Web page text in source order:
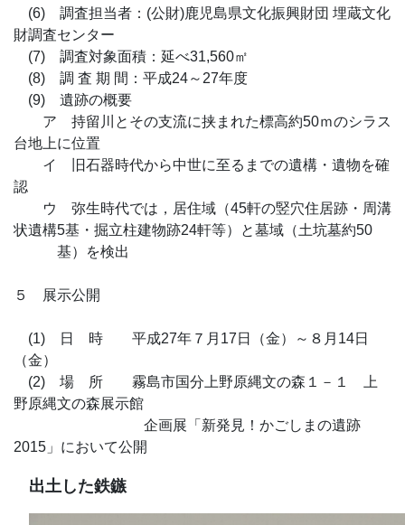
(6) 調査担当者：(公財)鹿児島県文化振興財団 埋蔵文化
財調査センター
(7) 調査対象面積：延べ31,560㎡
(8) 調 査 期 間：平成24～27年度
(9) 遺跡の概要
ア 持留川とその支流に挟まれた標高約50ｍのシラス
台地上に位置
イ 旧石器時代から中世に至るまでの遺構・遺物を確
認
ウ 弥生時代では，居住域（45軒の竪穴住居跡・周溝
状遺構5基・掘立柱建物跡24軒等）と墓域（土坑墓約50
基）を検出
５ 展示公開
(1) 日 時 平成27年７月17日（金）～８月14日
（金）
(2) 場 所 霧島市国分上野原縄文の森１－１ 上
野原縄文の森展示館
企画展「新発見！かごしまの遺跡
2015」において公開
出土した鉄鏃